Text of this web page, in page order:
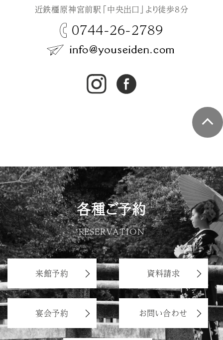
近鉄橿原神宮前駅「中央出口」より徒歩8分
0744-26-2789
各種ご予約
RESERVATION
来館予約 資料請求
宴会予約 お問い合わせ